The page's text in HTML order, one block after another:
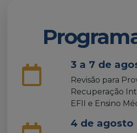
3 a 7 de
Revisão para
Recuperação
EFII e Ensino
4 de agosto